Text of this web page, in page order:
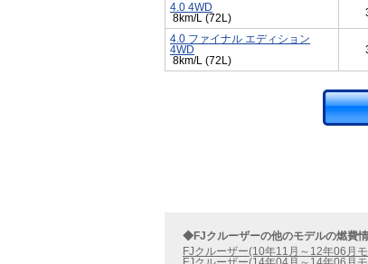
4.0 4WD
8km/L (72L)
4.0 ファイナル エディション
4WD
8km/L (72L)
◆FJクルーザーの他のモデルの燃費
FJクルーザー(10年11月～12年06月